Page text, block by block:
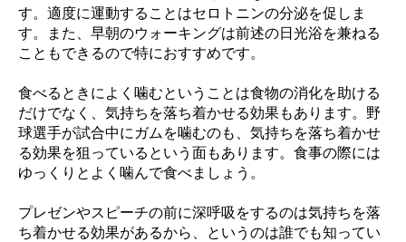
す。適度に運動することはセロトニンの分泌を促しま
す。また、早朝のウォーキングは前述の日光浴を兼ねる
こともできるので特におすすめです。
食べるときによく噛むということは食物の消化を助ける
だけでなく、気持ちを落ち着かせる効果もあります。野
球選手が試合中にガムを噛むのも、気持ちを落ち着かせ
る効果を狙っているという面もあります。食事の際には
ゆっくりとよく噛んで食べましょう。
プレゼンやスピーチの前に深呼吸をするのは気持ちを落
ち着かせる効果があるから、というのは誰でも知ってい